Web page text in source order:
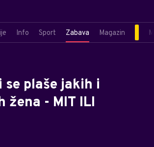
Info Sport Zabava Magazin
se plaše jakih i
žena - MIT ILI